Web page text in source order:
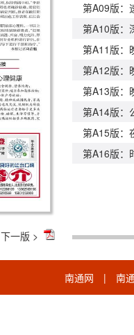
下一版 >
第A09版：
第A10版：
第A11版：
第A12版：
第A13版：
第A14版：
第A15版：
第A16版：
南通网 | 南